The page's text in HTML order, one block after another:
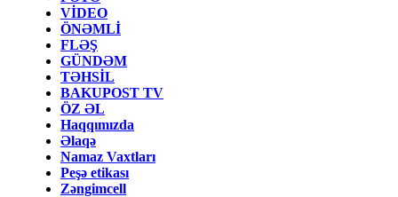
VİDEO
ÖNƏMLİ
FLƏŞ
GÜNDƏM
TƏHSİL
BAKUPOST TV
ÖZ ƏL
Haqqımızda
Əlaqə
Namaz Vaxtları
Peşə etikası
Zəngimcell